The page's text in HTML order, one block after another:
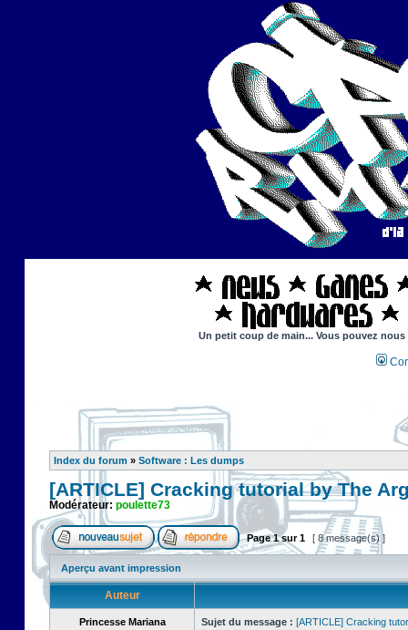
Un petit coup de main... Vous pouvez
Index du forum » Software : Les dumps
[ARTICLE] Cracking tutorial by The
Modérateur: poulette73
Page1sur1 [ 8 message(s) ]
Aperçu avant impression
Auteur
Princesse Mariana Sujet du message : [ARTICLE] Cracking